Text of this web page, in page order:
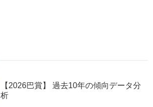
【2026巴賞】 過去10年の傾向データ分
析